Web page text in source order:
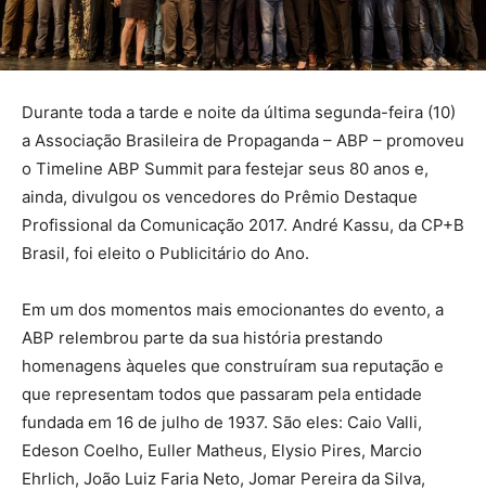
Durante toda a tarde e noite da última segunda-feira (10)
a Associação Brasileira de Propaganda – ABP – promoveu
o Timeline ABP Summit para festejar seus 80 anos e,
ainda, divulgou os vencedores do Prêmio Destaque
Profissional da Comunicação 2017. André Kassu, da CP+B
Brasil, foi eleito o Publicitário do Ano.
Em um dos momentos mais emocionantes do evento, a
ABP relembrou parte da sua história prestando
homenagens àqueles que construíram sua reputação e
que representam todos que passaram pela entidade
fundada em 16 de julho de 1937. São eles: Caio Valli,
Edeson Coelho, Euller Matheus, Elysio Pires, Marcio
Ehrlich, João Luiz Faria Neto, Jomar Pereira da Silva,